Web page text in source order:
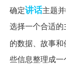
确定讲话主题
选择一个合适
的数据、故事
些信息整理成